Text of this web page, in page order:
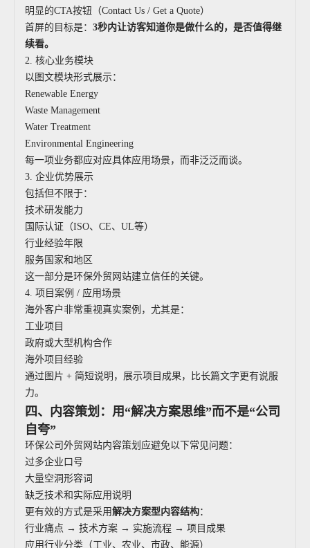
明显的CTA按钮（Contact Us / Get a Quote）
首屏的目标是： 3秒内让访客知道你是做什么的，是否值得继
续看。
2. 核心业务模块
以图文模块形式展示：
Renewable Energy
Waste Management
Water Treatment
Environmental Engineering
每一项业务都应对应具体应用场景，而非泛泛而谈。
3. 企业优势展示
包括但不限于：
技术研发能力
国际认证（ISO、CE、UL等）
行业经验年限
服务国家和地区
这一部分是环保外贸网站建立信任的关键。
4. 项目案例 / 应用场景
海外客户非常重视真实案例，尤其是：
工业项目
政府或大型机构合作
海外项目经验
通过图片 + 简短说明，展示项目成果，比长篇文字更有说服
力。
四、内容策划：用“解决方案思维”而不是“公司
自夸”
环保公司外贸网站内容策划应避免以下常见问题：
过多企业口号
大量空洞形容词
缺乏技术和实际应用说明
更有效的方式是采用解决方案型内容结构：
行业痛点 → 技术方案 → 实施流程 → 项目成果
应用行业分类（工业、农业、市政、能源）